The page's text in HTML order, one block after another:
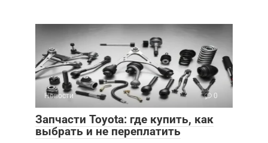
Новости 0
Запчасти Toyota: где купить, как
выбрать и не переплатить